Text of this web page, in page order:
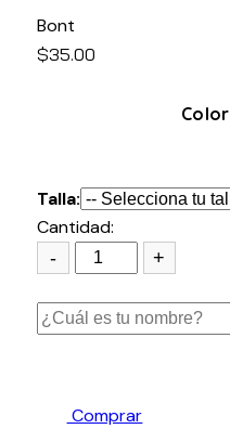
Bont
$35.00
Color
Talla:
Cantidad:
- +
Comprar